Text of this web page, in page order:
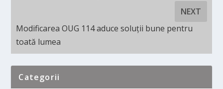
NEXT
Modificarea OUG 114 aduce soluții bune pentru
toată lumea
Categorii